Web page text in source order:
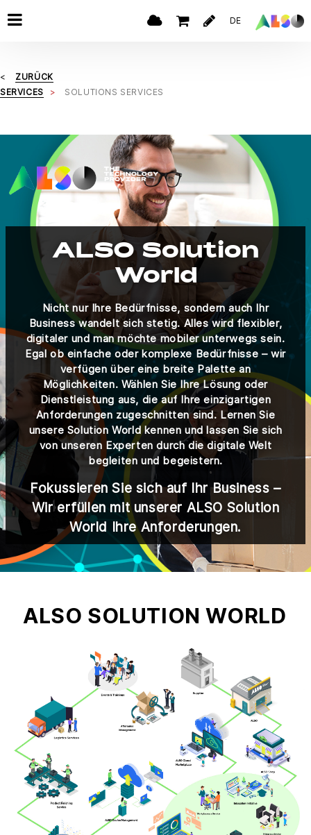
DE
ZURÜCK
SERVICES
SOLUTIONS SERVICES
ALSO Solution
World
Nicht nur Ihre Bedürfnisse, sondern auch Ihr
Business wandelt sich stetig. Alles wird flexibler,
digitaler und man möchte mobiler unterwegs sein.
Egal ob einfache oder komplexe Bedürfnisse – wir
verfügen über eine breite Palette an
Möglichkeiten. Wählen Sie Ihre Lösung oder
Dienstleistung aus, die auf Ihre einzigartigen
Anforderungen zugeschnitten sind. Lernen Sie
unsere Solution World kennen und lassen Sie sich
von unseren Experten durch die digitale Welt
begleiten und begeistern.
Fokussieren Sie sich auf Ihr Business –
Wir erfüllen mit unserer ALSO Solution
World Ihre Anforderungen.
ALSO SOLUTION WORLD